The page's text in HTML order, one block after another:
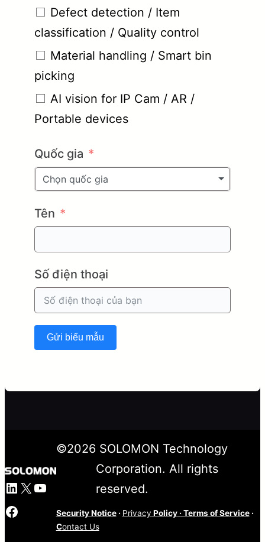
Defect detection / Item
classification / Quality control
Material handling / Smart bin
picking
AI vision for IP Cam / AR /
Portable devices
Quốc gia
Chọn quốc gia
Tên
Số điện thoại
Gửi biểu mẫu
LinkedIn
X Youtube
©2026SOLOMON Technology
Corporation. All rights
reserved.
Security Notice· Privacy Policy· Terms of Service·
Contact Us